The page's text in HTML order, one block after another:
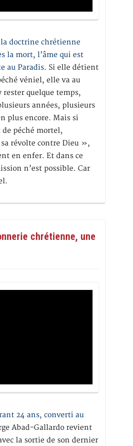
doctrine chrétienne
la mort, l’âme qui est
au Paradis. Si elle détient
véniel, elle va au
rester quelque temps,
années, plusieurs
plus encore. Mais si
de péché mortel,
révolte contre Dieu »,
en enfer. Et dans ce
n’est possible. Car
chrétienne, une
24 ans, converti au
Abad-Gallardo revient
la sortie de son dernier